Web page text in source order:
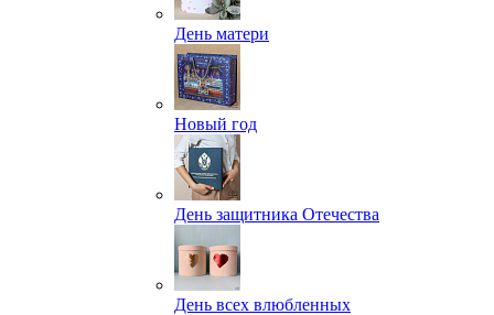
День матери
Новый год
День защитника Отечества
День всех влюбленных